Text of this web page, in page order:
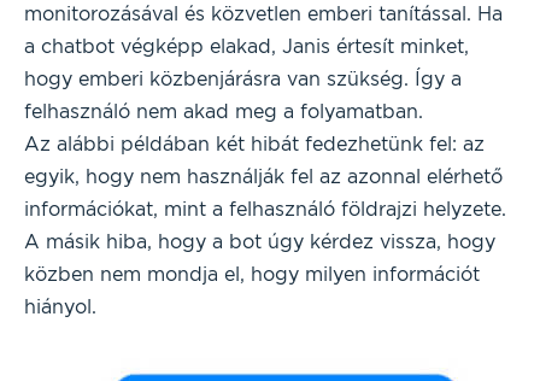
monitorozásával és közvetlen emberi tanítással. Ha
a chatbot végképp elakad, Janis értesít minket,
hogy emberi közbenjárásra van szükség. Így a
felhasználó nem akad meg a folyamatban.
Az alábbi példában két hibát fedezhetünk fel: az
egyik, hogy nem használják fel az azonnal elérhető
információkat, mint a felhasználó földrajzi helyzete.
A másik hiba, hogy a bot úgy kérdez vissza, hogy
közben nem mondja el, hogy milyen információt
hiányol.